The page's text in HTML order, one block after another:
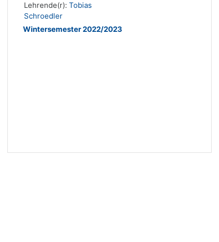
Lehrende(r): Tobias
Schroedler
Wintersemester 2022/2023